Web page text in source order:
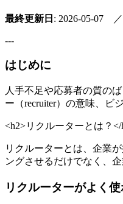
最終更新日 : 2026-05-07
---
はじめに
人手不足や応募者の質の
ー（recruiter）の意味、ビ
<h2>リクルーターとは？</
リクルーターとは、企業
ングさせるだけでなく、
リクルーターがよく